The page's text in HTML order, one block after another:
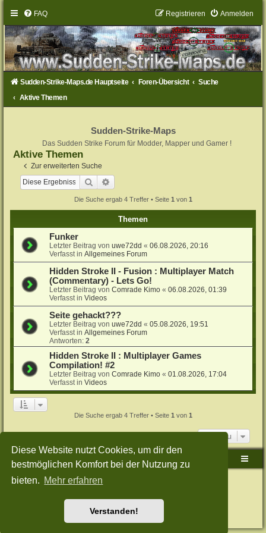
Diese Website nutzt Cookies, um dir den
bestmöglichen Komfort bei der Nutzung zu
bieten. Mehr erfahren
Verstanden!
FAQ Anmelden
Registrieren
Sudden-Strike-Maps.de Hauptseite Foren-Übersicht
Suche
Aktive Themen
Sudden-Strike-Maps
Das Sudden Strike Forum für Modder, Mapper und Gamer !
Aktive Themen
Zur erweiterten Suche
Suche
Die Suche ergab 4 Treffer • Seite 1 von 1
Themen
Funker
Letzter Beitrag vonuwe72dd «06.08.2026, 20:16
Verfasst inAllgemeines Forum
Hidden Stroke II - Fusion : Multiplayer Match
(Commentary) - Lets Go!
Letzter Beitrag vonComrade Kimo «06.08.2026, 01:39
Verfasst inVideos
Seite gehackt???
Letzter Beitrag vonuwe72dd «05.08.2026, 19:51
Verfasst inAllgemeines Forum
Antworten:2
Hidden Stroke II : Multiplayer Games
Compilation! #2
Letzter Beitrag vonComrade Kimo «01.08.2026, 17:04
Verfasst inVideos
Die Suche ergab 4 Treffer • Seite 1 von 1
Gehe zu
Sudden-Strike-Maps.de Hauptseite Foren-Übersicht
Powered byphpBB® Forum Software © phpBB Limited
Style: Green-Style-Split by Joyce&LunaphpBB-Style-Design
Nutzungsbedingungen